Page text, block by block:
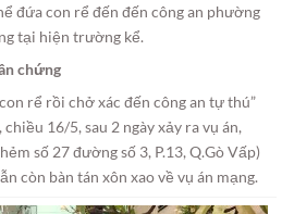
đứa con rể đến đến công an phường
tại hiện trường kể.
chứng
rể rồi chở xác đến công an tự thú”
16/5, sau 2 ngày xảy ra vụ án,
số 27 đường số 3, P.13, Q.Gò Vấp)
còn bàn tán xôn xao về vụ án mạng.